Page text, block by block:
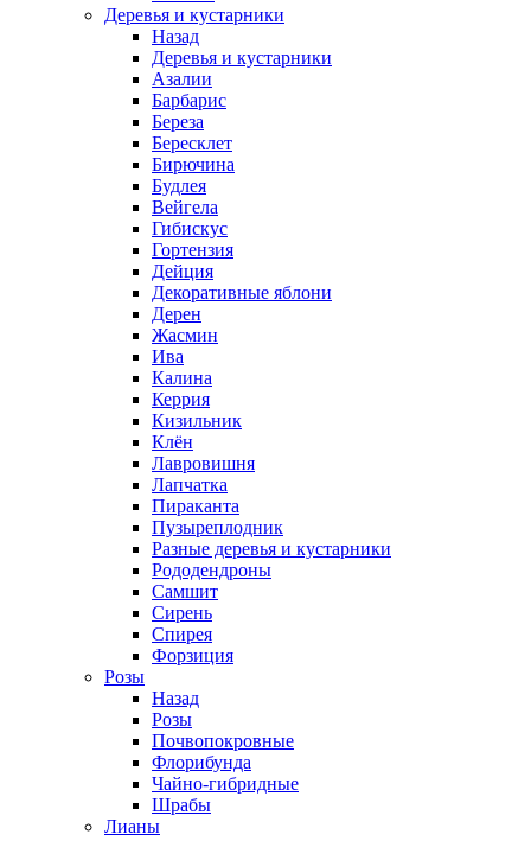
Деревья и кустарники
Назад
Деревья и кустарники
Азалии
Барбарис
Береза
Бересклет
Бирючина
Будлея
Вейгела
Гибискус
Гортензия
Дейция
Декоративные яблони
Дерен
Жасмин
Ива
Калина
Керрия
Кизильник
Клён
Лавровишня
Лапчатка
Пираканта
Пузыреплодник
Разные деревья и кустарники
Рододендроны
Самшит
Сирень
Спирея
Форзиция
Розы
Назад
Розы
Почвопокровные
Флорибунда
Чайно-гибридные
Шрабы
Лианы